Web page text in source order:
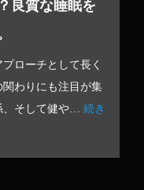
良質な睡眠を
ローチとして長く
わりにも注目が集
、そして健や…続き